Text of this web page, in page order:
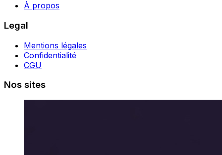
À propos
Legal
Mentions légales
Confidentialité
CGU
Nos sites